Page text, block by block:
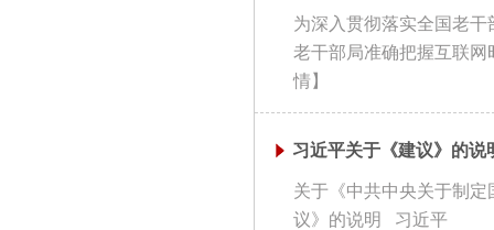
为深入贯彻落实全国老
老干部局准确把握互联
情】
习近平关于《建议》的说
关于《中共中央关于制
议》的说明 习近平